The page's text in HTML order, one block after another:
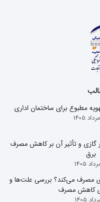
مطبوع برای ساختمان اداری
گازی و تأثیر آن بر کاهش مصرف
برق
مصرف می‌کند؟ بررسی علت‌ها و
کاهش مصرف